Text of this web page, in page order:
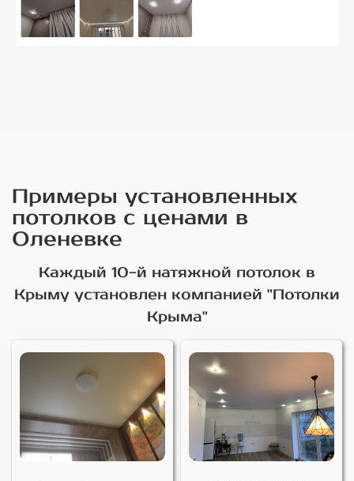
Примеры установленных
потолков с ценами в
Оленевке
Каждый 10-й натяжной потолок в
Крыму установлен компанией "Потолки
Крыма"